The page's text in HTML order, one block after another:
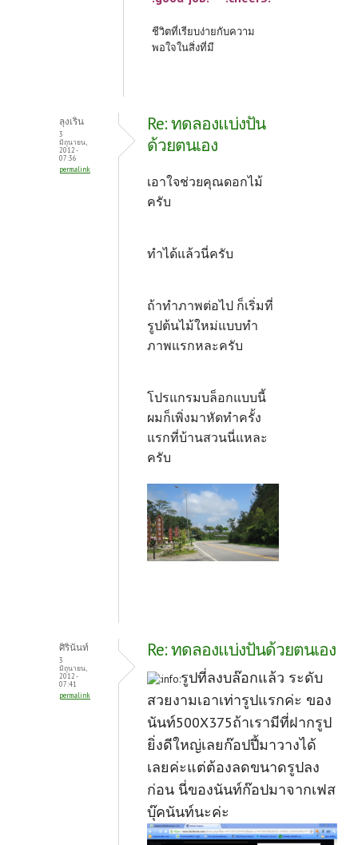
ชีวิตที่เรียบง่ายกับความ
พอใจในสิ่งที่มี
ลุงเริน
3
มิถุนายน,
2012 -
07:36
permalink
Re: ทดลองแบ่งปัน
ด้วยตนเอง
เอาใจช่วยคุณดอกไม้
ครับ
ทำได้แล้วนี่ครับ
ถ้าทำภาพต่อไป ก็เริ่มที่
รูปต้นไม้ใหม่แบบทำ
ภาพแรกหละครับ
โปรแกรมบล็อกแบบนี้
ผมก็เพิ่งมาหัดทำครั้ง
แรกที่บ้านสวนนี่แหละ
ครับ
ศิรินันท์
3
มิถุนายน,
2012 -
07:41
permalink
Re: ทดลองแบ่งปันด้วยตนเอง
รูปที่ลงบล๊อกแล้ว ระดับ
สวยงามเอาเท่ารูปแรกค่ะ ของ
นันท์500X375ถ้าเรามีที่ฝากรูป
ยิ่งดีใหญ่เลยก๊อปปี้มาวางได้
เลยค่ะแต่ต้องลดขนาดรูปลง
ก่อน นี่ของนันท์ก๊อปมาจากเฟส
บุ๊คนันท์นะค่ะ